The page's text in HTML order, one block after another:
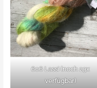
606 Lassi (noch 23x
verfügbar)